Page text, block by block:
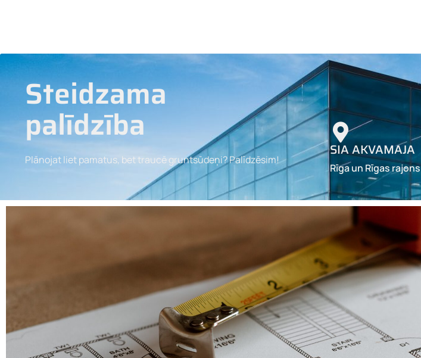
Steidzama
palīdzība
Plānojat liet pamatus, bet traucē gruntsūdeņi? Palīdzēsim!
SIA AKVAMAJA
Rīga un Rīgas rajons